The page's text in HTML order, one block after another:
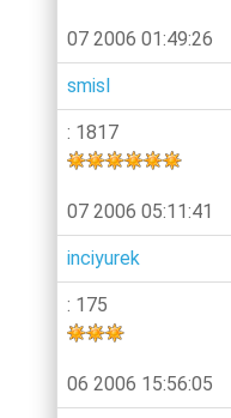
07 2006 01:49:26
smisl
: 1817
07 2006 05:11:41
inciyurek
: 175
06 2006 15:56:05